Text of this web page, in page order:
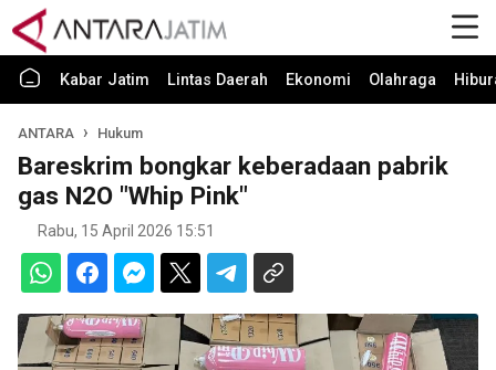
Kabar Jatim Lintas Daerah Ekonomi Olahraga
ANTARA Hukum
Bareskrim bongkar keberadaan pabrik
gas N2O "Whip Pink"
Rabu, 15 April 2026 15:51